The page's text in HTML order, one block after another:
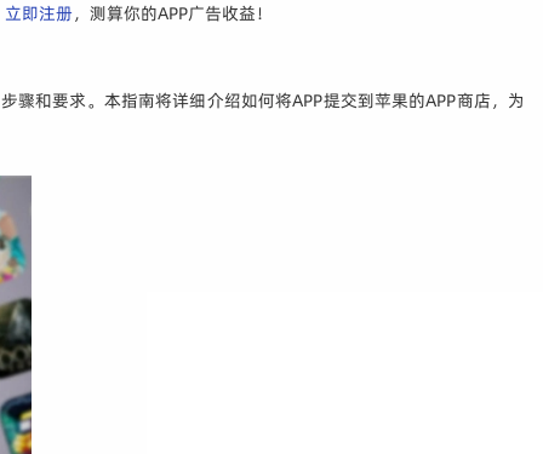
立即注册，测算你的APP广告收益！
和要求。本指南将详细介绍如何将APP提交到苹果的APP商店，为